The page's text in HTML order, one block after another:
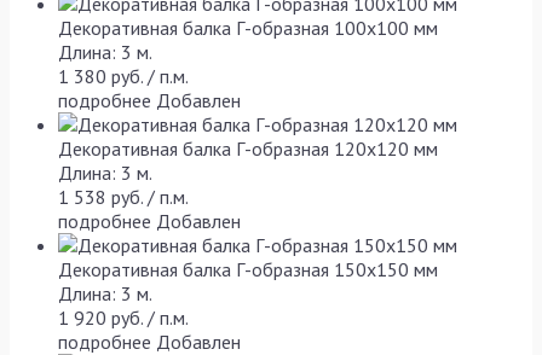
Декоративная балка Г-образная 100x100 мм
Длина: 3 м.
1 380 руб. / п.м.
подробнее Добавлен
Декоративная балка Г-образная 120х120 мм
Длина: 3 м.
1 538 руб. / п.м.
подробнее Добавлен
Декоративная балка Г-образная 150х150 мм
Длина: 3 м.
1 920 руб. / п.м.
подробнее Добавлен